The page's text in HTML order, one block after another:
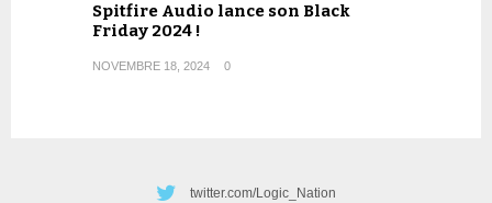
Spitfire Audio lance son Black
Friday 2024 !
NOVEMBRE 18, 2024 0
twitter.com/Logic_Nation